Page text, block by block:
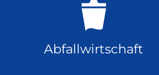
Abfallwirtschaft